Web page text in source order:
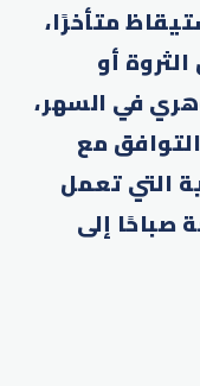
متأخرًا،
أو
في السهر،
التوافق مع
التي تعمل
صباحًا إلى